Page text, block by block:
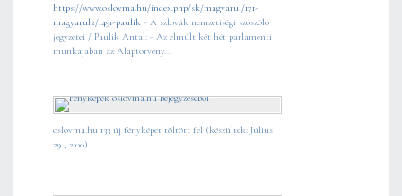
https://www.oslovma.hu/index.php/sk/magyarul/171-
magyarul2/1491-paulik - A szlovák nemzetiségi szószóló
jegyzetei / Paulik Antal: - Az elmúlt két hét parlamenti
munkájában az Alaptörvény...
oslovma.hu 133 új fényképet töltött fel (készültek: Július
29., 2:00).